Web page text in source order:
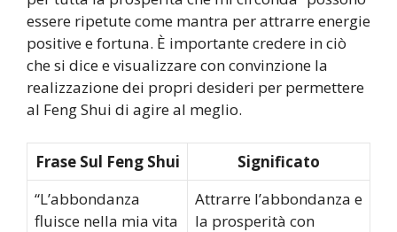
essere ripetute come mantra per attrarre energie
positive e fortuna. È importante credere in ciò
che si dice e visualizzare con convinzione la
realizzazione dei propri desideri per permettere
al Feng Shui di agire al meglio.
Frase Sul Feng Shui
Significato
“L’abbondanza
fluisce nella mia vita
Attrarre l’abbondanza e
la prosperità con